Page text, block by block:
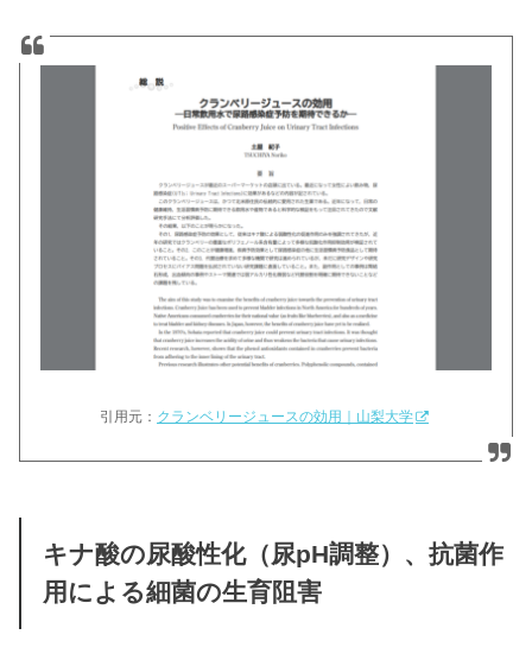
引用元： クランベリージュースの効用｜山梨大学
キナ酸の尿酸性化（尿pH調整）、抗菌作
用による細菌の生育阻害